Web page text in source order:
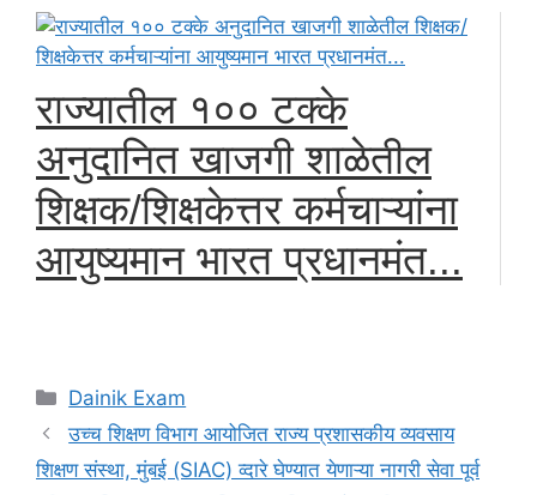
राज्यातील १०० टक्के
अनुदानित खाजगी शाळेतील
शिक्षक/शिक्षकेत्तर कर्मचाऱ्यांना
आयुष्यमान भारत प्रधानमंत...
Categories
Dainik Exam
उच्च शिक्षण विभाग आयोजित राज्य प्रशासकीय व्यवसाय
शिक्षण संस्था, मुंबई (SIAC) व्दारे घेण्यात येणाऱ्या नागरी सेवा पूर्व